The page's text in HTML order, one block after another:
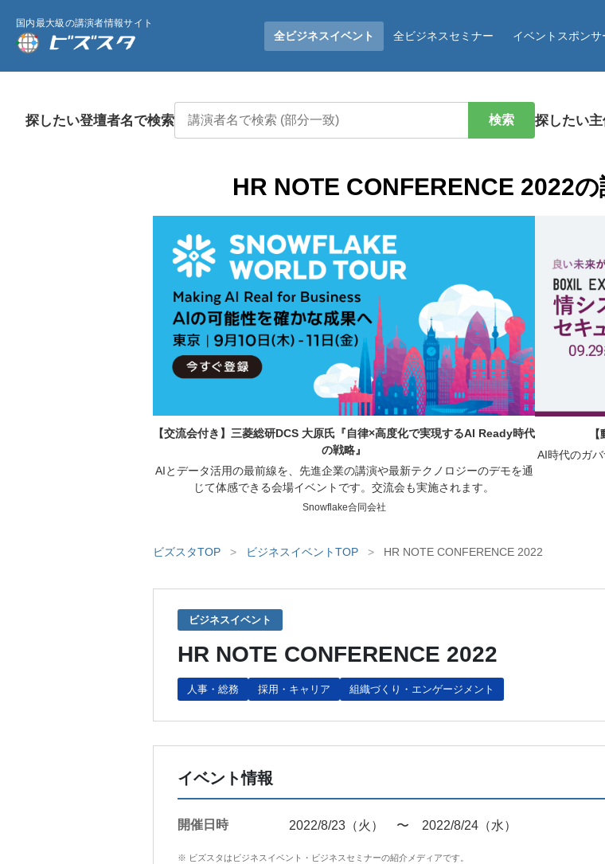
国内最大級の講演者情報サイト
全ビジネスイベント 全ビジネスセミナー イベントスポンサ
探したい登壇者名で検索 検索 探したい
HR NOTE CONFERENCE 2022の
【交流会付き】三菱総研DCS 大原氏『自律×高度化で実現するAI Ready時代
の戦略』
AIとデータ活用の最前線を、先進企業の講演や最新テクノロジーのデモを通
じて体感できる会場イベントです。交流会も実施されます。
Snowflake合同会社
AI時代のガ
ビズスタTOP > ビジネスイベントTOP > HR NOTE CONFERENCE 2022
ビジネスイベント
HR NOTE CONFERENCE 2022
人事・総務 採用・キャリア 組織づくり・エンゲージメント
イベント情報
開催日時 2022/8/23（火） 〜 2022/8/24（水）
※ ビズスタはビジネスイベント・ビジネスセミナーの紹介メディアです。